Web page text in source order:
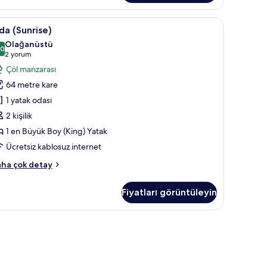
odada kasa 1 yatak odası, anti alerjik yatak takımı,
5 (Sunrise)
/ 10
Olağanüstü
2 yorum
(2
yorum)
Çöl manzarası
64 metre kare
1 yatak odası
2 kişilik
1 en Büyük Boy (King) Yatak
Ücretsiz kablosuz internet
çok detay
Fiyatları görüntüleyin